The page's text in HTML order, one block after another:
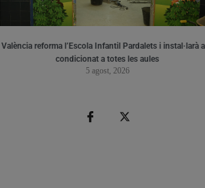
València reforma l’Escola Infantil Pardalets i instal·larà
condicionat a totes les aules
5 agost, 2026